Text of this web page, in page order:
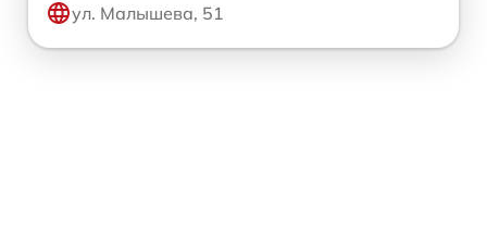
ул. Малышева, 51